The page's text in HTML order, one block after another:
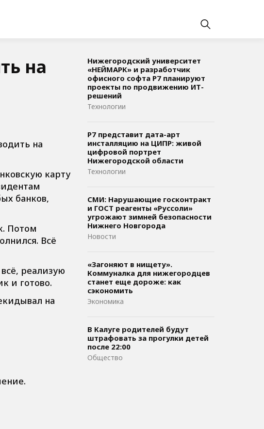
на
на
карту
банков,
Потом
Всё
реализую
и готово.
на
Нижегородский университет
«НЕЙМАРК» и разработчик
офисного софта P7 планируют
проекты по продвижению ИТ-
решений
Технологии
Р7 представит дата-арт
инсталляцию на ЦИПР: живой
цифровой портрет
Нижегородской области
Технологии
СМИ: Нарушающие госконтракт
и ГОСТ реагенты «Руссоли»
угрожают зимней безопасности
Нижнего Новгорода
Новости
«Загоняют в нищету».
Коммуналка для нижегородцев
станет еще дороже: как
сэкономить
Экономика
В Калуге родителей будут
штрафовать за прогулки детей
после 22:00
Общество